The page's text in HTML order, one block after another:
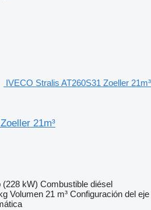
IVECO Stralis AT260S31 Zoeller 21m³
21m³
(228 kW) Combustible diésel
Volumen 21 m³ Configuración del eje